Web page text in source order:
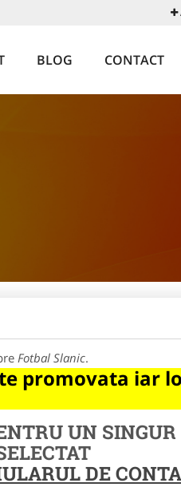
BLOG CONTACT
Fotbal Slanic.
promovata iar
UN SINGUR
DE